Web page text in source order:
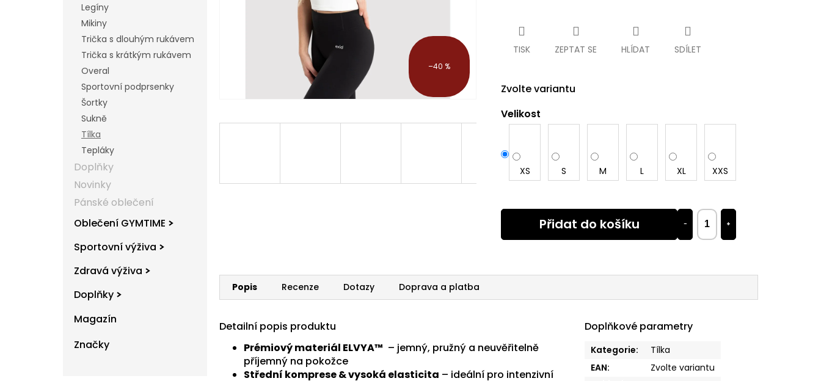
Legíny
Mikiny
Trička s dlouhým rukávem
Trička s krátkým rukávem
Overal
Sportovní podprsenky
Šortky
Sukně
Tílka
Tepláky
Doplňky
Novinky
Pánské oblečení
Oblečení GYMTIME
Sportovní výživa
Zdravá výživa
Doplňky
Magazín
Značky
–40 %
Zvolte variantu
Velikost
XS S M L XL XXS
+
−
Přidat do košíku
TISK ZEPTAT SE HLÍDAT SDÍLET
Popis Recenze Dotazy Doprava a platba
Detailní popis produktu
Prémiový materiál ELVYA™ – jemný, pružný a neuvěřitelně
příjemný na pokožce
Střední komprese & vysoká elasticita – ideální pro intenzivní
Doplňkové parametry
Kategorie:
Tílka
EAN:
Zvolte variantu